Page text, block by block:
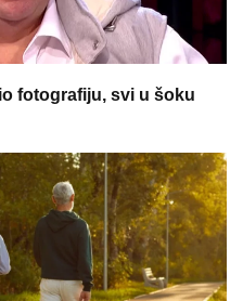
fotografiju, svi u šoku